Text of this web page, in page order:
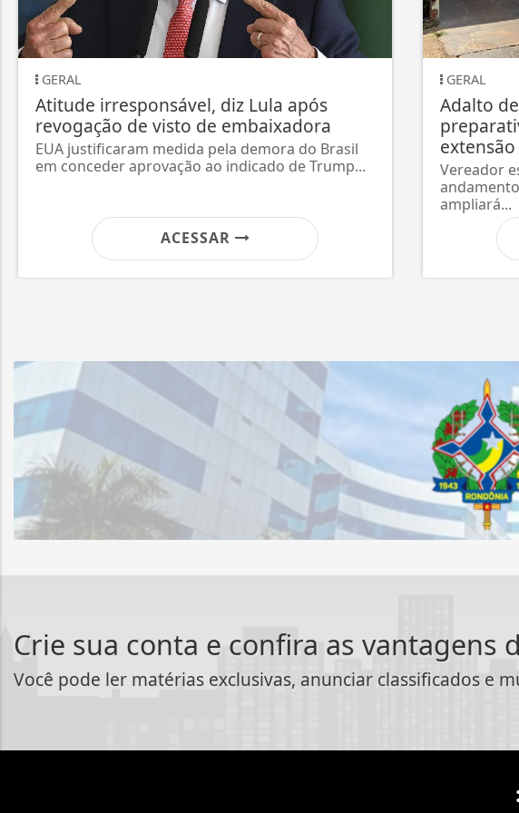
Arraial Aeroclube na Roça inicia nesta
quinta-feira com quatro dias de festa e
valorização...
Evento será realizado de 6 a 9 de agosto, no
ACESSAR
Em
Crie sua conta e confira as vantagens
Você pode ler matérias exclusivas, anunciar classificados e